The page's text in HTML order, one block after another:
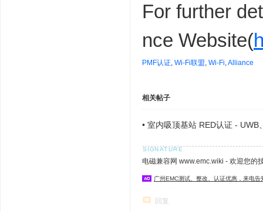
For further
nce Website(
PMF认证, Wi-Fi联盟, Wi-Fi,Alliance
相关帖子
• 室内吸顶基站 RED认证 - UWB
电磁兼容网 www.emc.wiki - 欢迎您的
广州EMC测试、整改、认证优惠，来电
回复